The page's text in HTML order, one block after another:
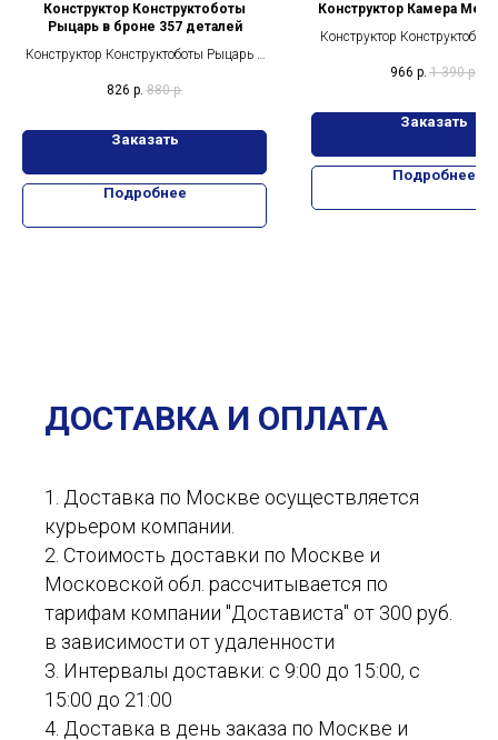
Конструктор Конструктоботы
Рыцарь в броне 357 деталей
Конструктор Конструктоботы Рыцарь в
826 р. 880 р.
Заказать
Подробнее
Конструктор Камера Мен
Конструктор
966 р. 1 390 р.
Заказать
Подробнее
ДОСТАВКА И ОПЛАТА
1. Доставка по Москве осуществляется
курьером компании.
2. Стоимость доставки по Москве и
Московской обл. рассчитывается по
тарифам компании "Достависта" от 300 руб.
в зависимости от удаленности
3. Интервалы доставки: с 9:00 до 15:00, с
15:00 до 21:00
4. Доставка в день заказа по Москве и